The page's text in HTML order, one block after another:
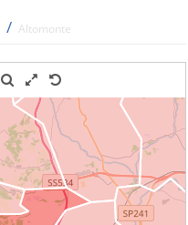
/ Altomonte